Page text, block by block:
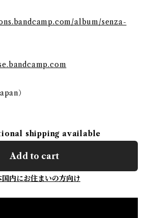
album/senza-
）
shipping available
Add to cart
国内にお住まいの方向け